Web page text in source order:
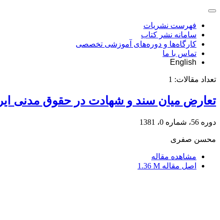
فهرست نشریات
سامانه نشر کتاب
کارگاه‌ها و دوره‌های آموزشی تخصصی
تماس با ما
English
تعداد مقالات: 1
تعارض میان سند و شهادت در حقوق مدنی
دوره 56، شماره 0، 1381
محسن صفری
مشاهده مقاله
اصل مقاله 1.36 M